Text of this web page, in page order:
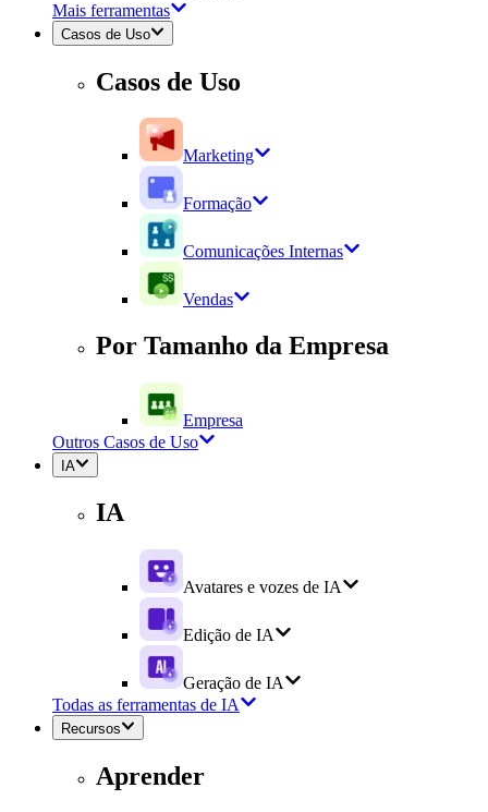
Mais ferramentas
Casos de Uso
Casos de Uso
Marketing
Formação
Comunicações Internas
Vendas
Por Tamanho da Empresa
Empresa
Outros Casos de Uso
IA
IA
Avatares e vozes de IA
Edição de IA
Geração de IA
Todas as ferramentas de IA
Recursos
Aprender